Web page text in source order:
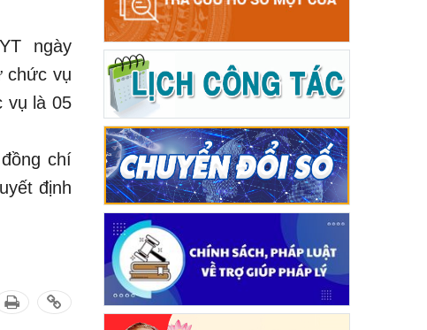
ngày
chức vụ
vụ là 05
chí
định